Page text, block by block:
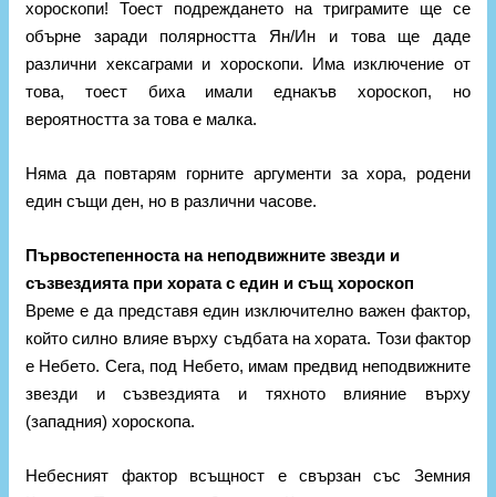
хороскопи! Тоест подреждането на триграмите ще се
обърне заради полярността Ян/Ин и това ще даде
различни хексаграми и хороскопи. Има изключение от
това, тоест биха имали еднакъв хороскоп, но
вероятността за това е малка.
Няма да повтарям горните аргументи за хора, родени
един същи ден, но в различни часове.
Първостепенноста на неподвижните звезди и
съзвездията при хората с един и същ хороскоп
Време е да представя един изключително важен фактор,
който силно влияе върху съдбата на хората. Този фактор
е Небето. Сега, под Небето, имам предвид неподвижните
звезди и съзвездията и тяхното влияние върху
(западния) хороскопа.
Небесният фактор всъщност е свързан със Земния